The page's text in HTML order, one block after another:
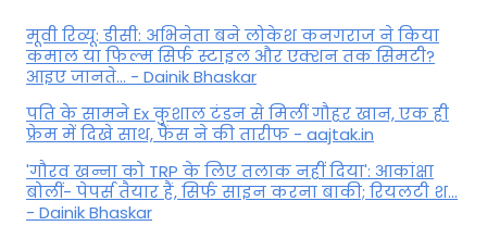
मूवी रिव्यू: डीसी: अभिनेता बने लोकेश कनगराज ने किया
कमाल या फिल्म सिर्फ स्टाइल और एक्शन तक सिमटी?
आइए जानते... - Dainik Bhaskar
पति के सामने Ex कुशाल टंडन से मिलीं गौहर खान, एक ही
फ्रेम में दिखे साथ, फैंस ने की तारीफ - aajtak.in
'गौरव खन्ना को TRP के लिए तलाक नहीं दिया': आकांक्षा
बोलीं- पेपर्स तैयार हैं, सिर्फ साइन करना बाकी; रियलटी श...
- Dainik Bhaskar